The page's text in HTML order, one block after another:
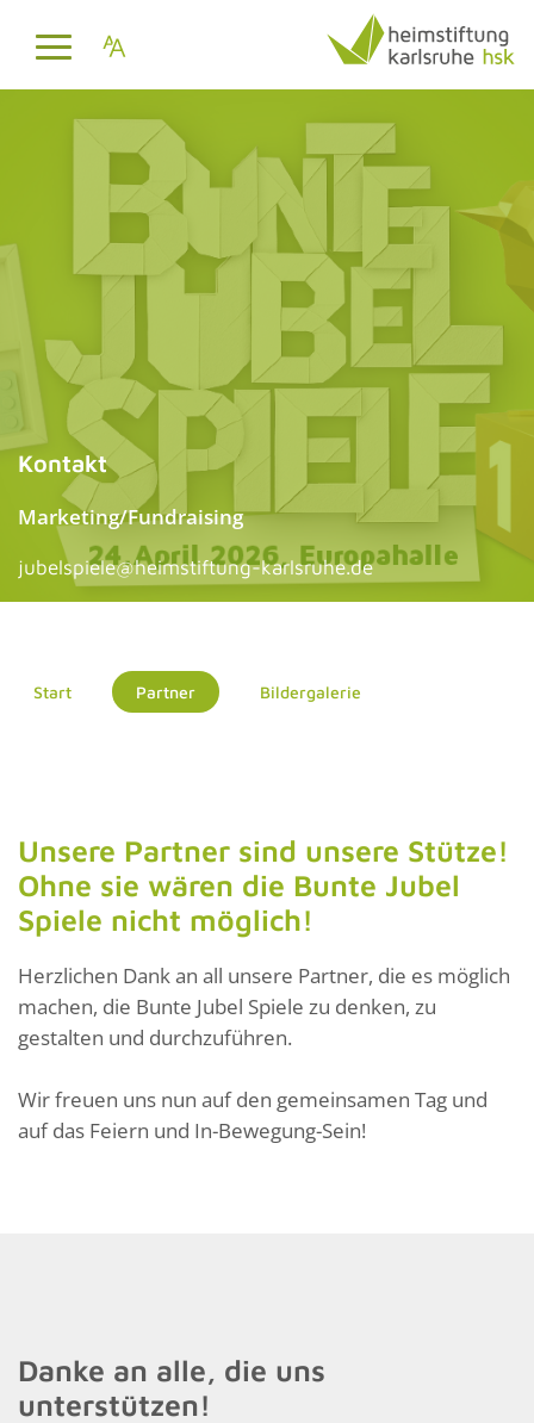
Kontakt
Marketing/Fundraising
jubelspiele@heimstiftung-karlsruhe.de
Start Partner Bildergalerie
Unsere Partner sind unsere Stütze!
Ohne sie wären die Bunte Jubel
Spiele nicht möglich!
Herzlichen Dank an all unsere Partner, die es möglich
machen, die Bunte Jubel Spiele zu denken, zu
gestalten und durchzuführen.
Wir freuen uns nun auf den gemeinsamen Tag und
auf das Feiern und In-Bewegung-Sein!
Danke an alle, die uns
unterstützen!